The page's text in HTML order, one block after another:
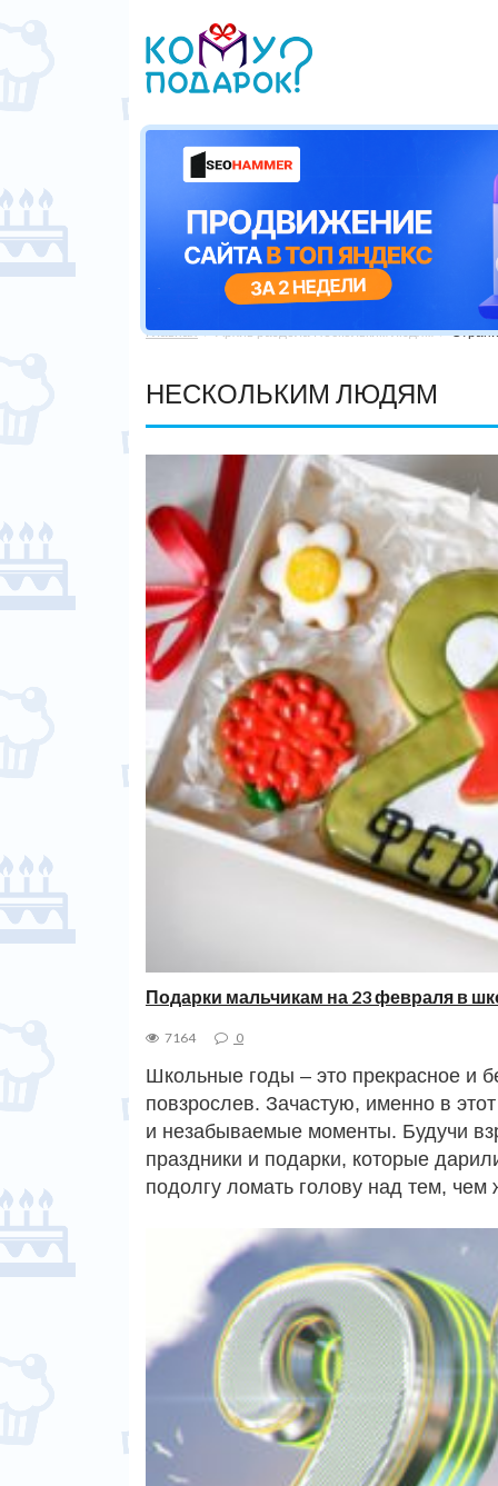
Главная  Архив раздела Нескольким людям 
НЕСКОЛЬКИМ ЛЮДЯМ
Подарки мальчикам на 23 февраля в
7164 0
Школьные годы – это прекрасное и
повзрослев. Зачастую, именно в
и незабываемые моменты. Будучи
праздники и подарки, которые
подолгу ломать голову над тем,